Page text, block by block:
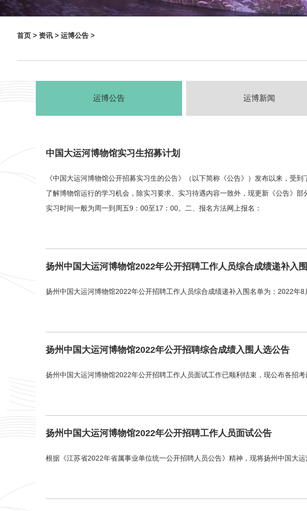
首页 > 资讯 > 运博公告 >
运博公告 运博新闻
中国大运河博物馆实习生招募计划
《中国大运河博物馆公开招募实习生的公告》（以下简称《公告》）发布以来，受
了解博物馆运行的学习机会，除实习要求、实习待遇内容一致外，现更新《公告》
实习时间一般为周一到周五9：00至17：00。二、报名方法网上报名：
扬州中国大运河博物馆2022年公开招聘工作人员综合成绩递补入
扬州中国大运河博物馆2022年公开招聘工作人员综合成绩递补入围名单为：2022年8
扬州中国大运河博物馆2022年公开招聘综合成绩入围人选公告
扬州中国大运河博物馆2022年公开招聘工作人员面试工作已顺利结束，现公布各招
扬州中国大运河博物馆2022年公开招聘工作人员面试公告
根据《江苏省2022年省属事业单位统一公开招聘人员公告》精神，现将扬州中国大